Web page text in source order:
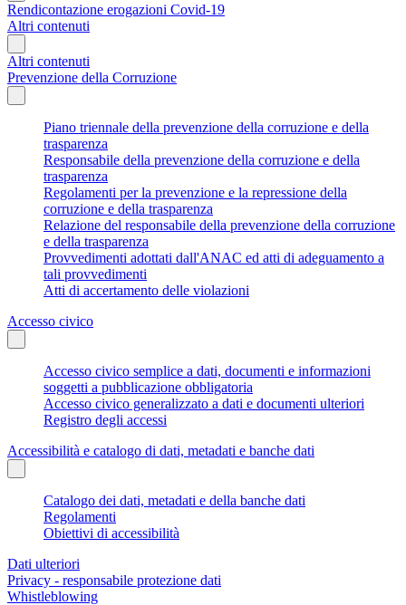
Rendicontazione erogazioni Covid-19
Altri contenuti
Altri contenuti
Prevenzione della Corruzione
Piano triennale della prevenzione della corruzione e della
trasparenza
Responsabile della prevenzione della corruzione e della
trasparenza
Regolamenti per la prevenzione e la repressione della
corruzione e della trasparenza
Relazione del responsabile della prevenzione della corruzione
e della trasparenza
Provvedimenti adottati dall'ANAC ed atti di adeguamento a
tali provvedimenti
Atti di accertamento delle violazioni
Accesso civico
Accesso civico semplice a dati, documenti e informazioni
soggetti a pubblicazione obbligatoria
Accesso civico generalizzato a dati e documenti ulteriori
Registro degli accessi
Accessibilità e catalogo di dati, metadati e banche dati
Catalogo dei dati, metadati e della banche dati
Regolamenti
Obiettivi di accessibilità
Dati ulteriori
Privacy - responsabile protezione dati
Whistleblowing